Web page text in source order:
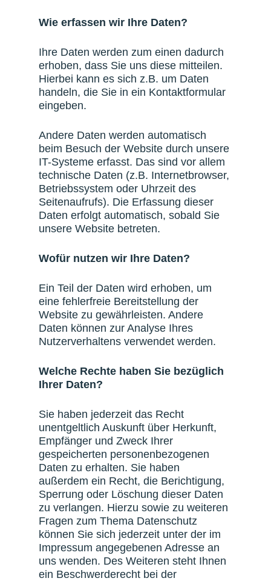
Wie erfassen wir Ihre Daten?
Ihre Daten werden zum einen dadurch
erhoben, dass Sie uns diese mitteilen.
Hierbei kann es sich z.B. um Daten
handeln, die Sie in ein Kontaktformular
eingeben.
Andere Daten werden automatisch
beim Besuch der Website durch unsere
IT-Systeme erfasst. Das sind vor allem
technische Daten (z.B. Internetbrowser,
Betriebssystem oder Uhrzeit des
Seitenaufrufs). Die Erfassung dieser
Daten erfolgt automatisch, sobald Sie
unsere Website betreten.
Wofür nutzen wir Ihre Daten?
Ein Teil der Daten wird erhoben, um
eine fehlerfreie Bereitstellung der
Website zu gewährleisten. Andere
Daten können zur Analyse Ihres
Nutzerverhaltens verwendet werden.
Welche Rechte haben Sie bezüglich
Ihrer Daten?
Sie haben jederzeit das Recht
unentgeltlich Auskunft über Herkunft,
Empfänger und Zweck Ihrer
gespeicherten personenbezogenen
Daten zu erhalten. Sie haben
außerdem ein Recht, die Berichtigung,
Sperrung oder Löschung dieser Daten
zu verlangen. Hierzu sowie zu weiteren
Fragen zum Thema Datenschutz
können Sie sich jederzeit unter der im
Impressum angegebenen Adresse an
uns wenden. Des Weiteren steht Ihnen
ein Beschwerderecht bei der